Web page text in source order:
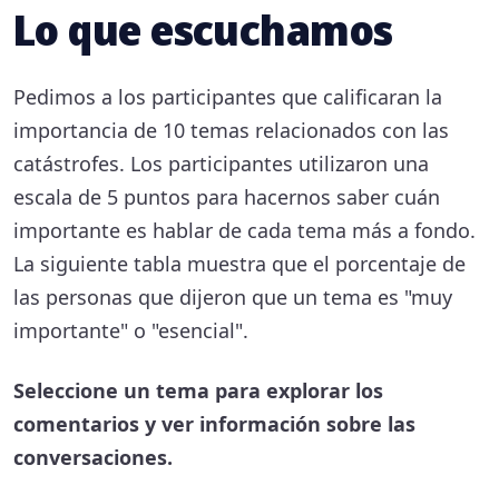
Lo que escuchamos
Pedimos a los participantes que calificaran la
importancia de 10 temas relacionados con las
catástrofes. Los participantes utilizaron una
escala de 5 puntos para hacernos saber cuán
importante es hablar de cada tema más a fondo.
La siguiente tabla muestra que el porcentaje de
las personas que dijeron que un tema es "muy
importante" o "esencial".
Seleccione un tema para explorar los
comentarios y ver información sobre las
conversaciones.